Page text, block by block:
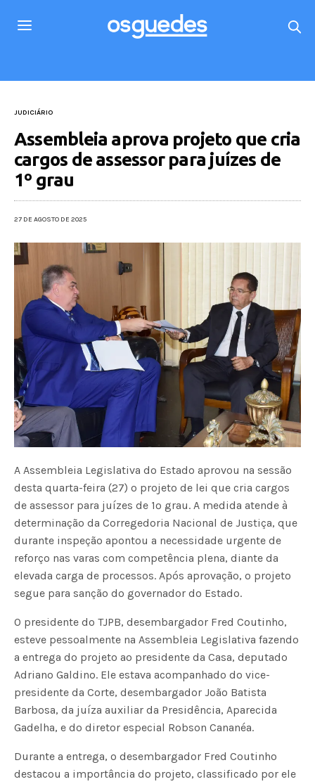
JUDICIÁRIO
Assembleia aprova projeto que cria
cargos de assessor para juízes de
1º grau
27 DE AGOSTO DE 2025
A Assembleia Legislativa do Estado aprovou na sessão
desta quarta-feira (27) o projeto de lei que cria cargos
de assessor para juízes de 1º grau. A medida atende à
determinação da Corregedoria Nacional de Justiça, que
durante inspeção apontou a necessidade urgente de
reforço nas varas com competência plena, diante da
elevada carga de processos. Após aprovação, o projeto
segue para sanção do governador do Estado.
O presidente do TJPB, desembargador Fred Coutinho,
esteve pessoalmente na Assembleia Legislativa fazendo
a entrega do projeto ao presidente da Casa, deputado
Adriano Galdino. Ele estava acompanhado do vice-
presidente da Corte, desembargador João Batista
Barbosa, da juíza auxiliar da Presidência, Aparecida
Gadelha, e do diretor especial Robson Cananéa.
Durante a entrega, o desembargador Fred Coutinho
destacou a importância do projeto, classificado por ele